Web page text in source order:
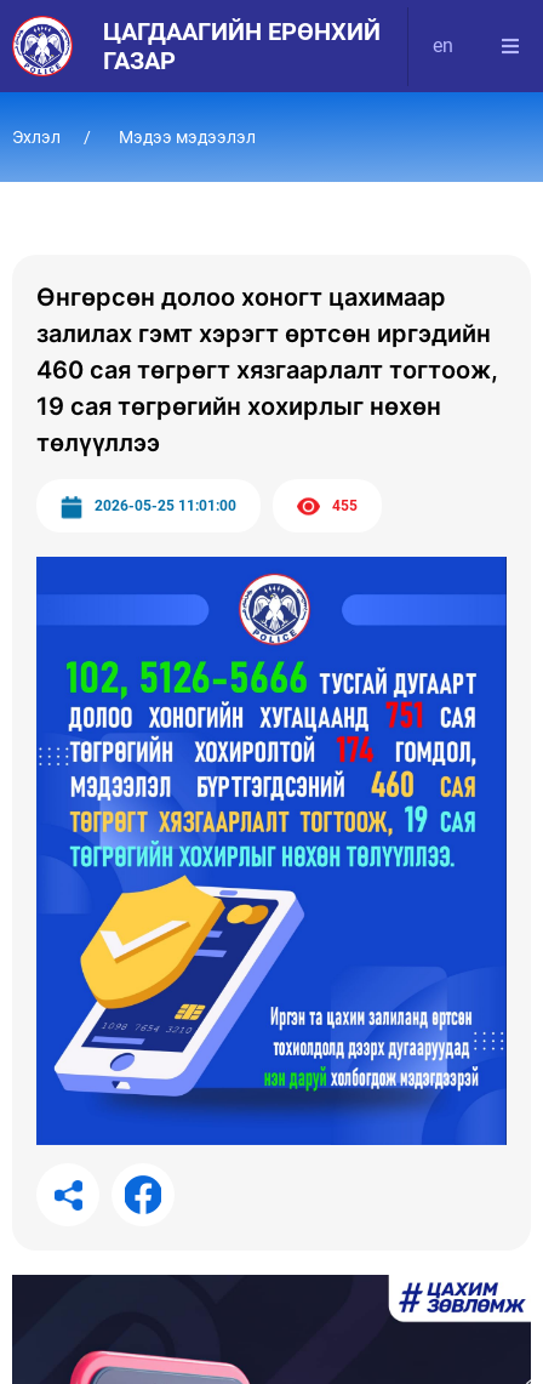
ЦАГДААГИЙН ЕРӨНХИЙ
ГАЗАР
en
Эхлэл Мэдээ мэдээлэл
Өнгөрсөн долоо хоногт цахимаар
залилах гэмт хэрэгт өртсөн иргэдийн
460 сая төгрөгт хязгаарлалт тогтоож,
19 сая төгрөгийн хохирлыг нөхөн
төлүүллээ
2026-05-25 11:01:00 455